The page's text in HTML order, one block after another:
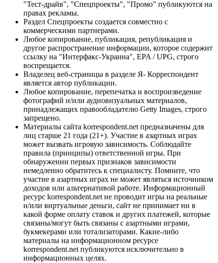
"Тест-драйв", "Спецпроекты", "Промо" публикуются на
правах рекламы.
Раздел Спецпроекты создается совместно с
коммерческими партнерами.
Любое копирование, публикация, републикация и
другое распространение информации, которое содержит
ссылку на "Интерфакс-Украина", EPA / UPG, строго
воспрещается.
Владелец веб-страницы в разделе Я- Корреспондент
является автор публикации.
Любое копирование, перепечатка и воспроизведение
фотографий и/или аудиовизуальных материалов,
принадлежащих правообладателю Getty Images, строго
запрещено.
Материалы сайта korrespondent.net предназначены для
лиц старше 21 года (21+). Участие в азартных играх
может вызвать игровую зависимость. Соблюдайте
правила (принципы) ответственной игры. При
обнаружении первых признаков зависимости
немедленно обратитесь к специалисту. Помните, что
участие в азартных играх не может являться источником
доходов или альтернативой работе. Информационный
ресурс korrespondent.net не проводит игры на реальные
и/или виртуальные деньги, сайт не принимает ни в
какой форме оплату ставок и других платежей, которые
связаны/могут быть связаны с азартными играми,
букмекерами или тотализаторами. Какие-либо
материалы на информационном ресурсе
korrespondent.net публикуются исключительно в
информационных целях.